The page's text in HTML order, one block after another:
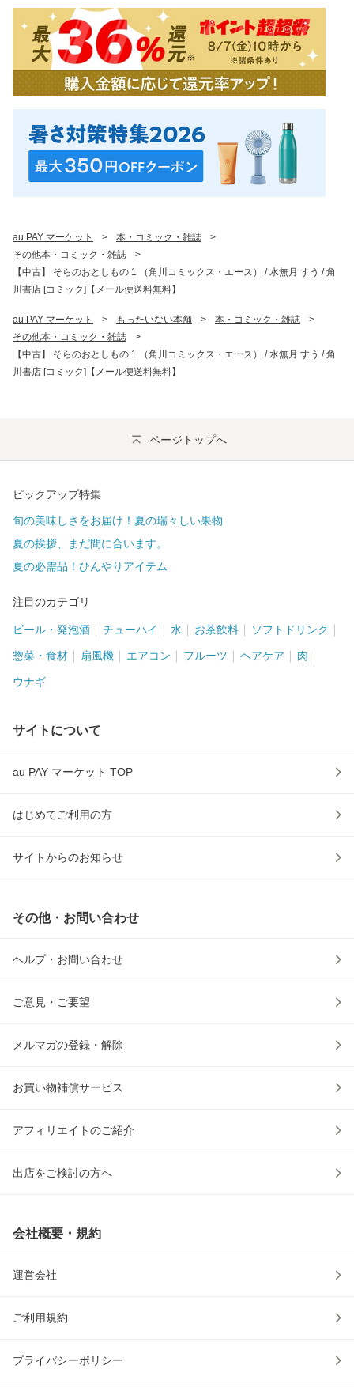
au PAY マーケット > 本・コミック・雑誌
>
その他本・コミック・雑誌
>
【中古】 そらのおとしもの 1 （角川コミックス・エース） / 水無月 すう / 角
川書店 [コミック]【メール便送料無料】
au PAY マーケット > もったいない本舗 > 本・コミック・雑誌
>
その他本・コミック・雑誌
>
【中古】 そらのおとしもの 1 （角川コミックス・エース） / 水無月 すう / 角
川書店 [コミック]【メール便送料無料】
ページトップへ
ピックアップ特集
旬の美味しさをお届け！夏の瑞々しい果物
夏の挨拶、まだ間に合います。
夏の必需品！ひんやりアイテム
注目のカテゴリ
ビール・発泡酒 チューハイ 水 お茶飲料 ソフトドリンク
惣菜・食材 扇風機 エアコン フルーツ ヘアケア 肉
ウナギ
サイトについて
au PAY マーケット TOP
はじめてご利用の方
サイトからのお知らせ
その他・お問い合わせ
ヘルプ・お問い合わせ
ご意見・ご要望
メルマガの登録・解除
お買い物補償サービス
アフィリエイトのご紹介
出店をご検討の方へ
会社概要・規約
運営会社
ご利用規約
プライバシーポリシー